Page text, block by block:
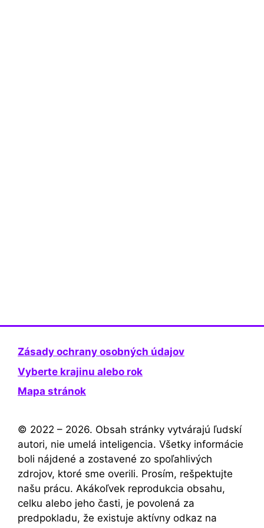
Zásady ochrany osobných údajov
Vyberte krajinu alebo rok
Mapa stránok
© 2022 – 2026. Obsah stránky vytvárajú ľudskí
autori, nie umelá inteligencia. Všetky informácie
boli nájdené a zostavené zo spoľahlivých
zdrojov, ktoré sme overili. Prosím, rešpektujte
našu prácu. Akákoľvek reprodukcia obsahu,
celku alebo jeho časti, je povolená za
predpokladu, že existuje aktívny odkaz na